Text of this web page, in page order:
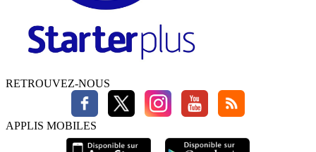
RETROUVEZ-NOUS
APPLIS MOBILES